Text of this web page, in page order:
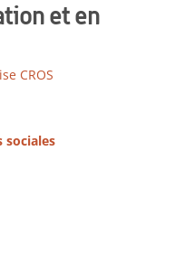
et en
CROS
sociales